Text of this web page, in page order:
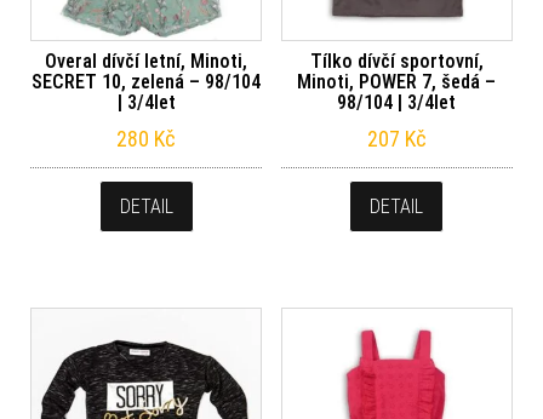
Overal dívčí letní, Minoti,
SECRET 10, zelená – 98/104
| 3/4let
280 Kč
DETAIL
Tílko dívčí sportovní,
Minoti, POWER 7, šedá –
98/104 | 3/4let
207 Kč
DETAIL